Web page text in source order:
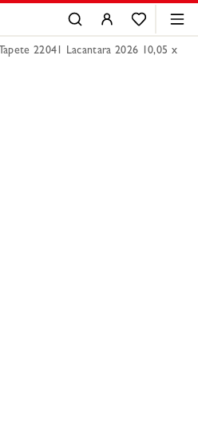
Tapete 22041 Lacantara 2026 10,05 x